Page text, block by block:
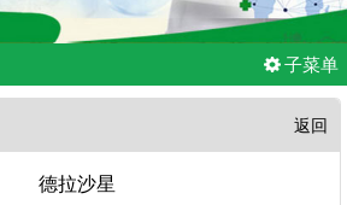
子菜单
返回
德拉沙星